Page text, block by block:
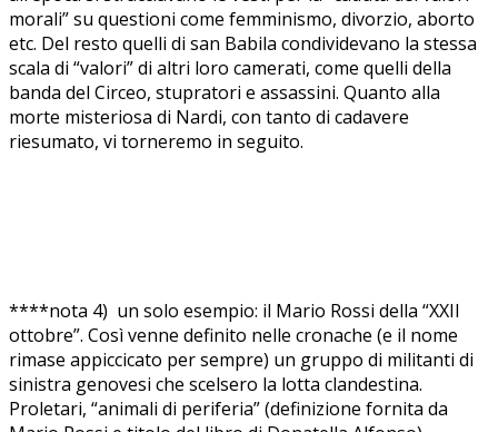
morali” su questioni come femminismo, divorzio, aborto
etc. Del resto quelli di san Babila condividevano la stessa
scala di “valori” di altri loro camerati, come quelli della
banda del Circeo, stupratori e assassini. Quanto alla
morte misteriosa di Nardi, con tanto di cadavere
riesumato, vi torneremo in seguito.
****nota 4) un solo esempio: il Mario Rossi della “XXII
ottobre”. Così venne definito nelle cronache (e il nome
rimase appiccicato per sempre) un gruppo di militanti di
sinistra genovesi che scelsero la lotta clandestina.
Proletari, “animali di periferia” (definizione fornita da